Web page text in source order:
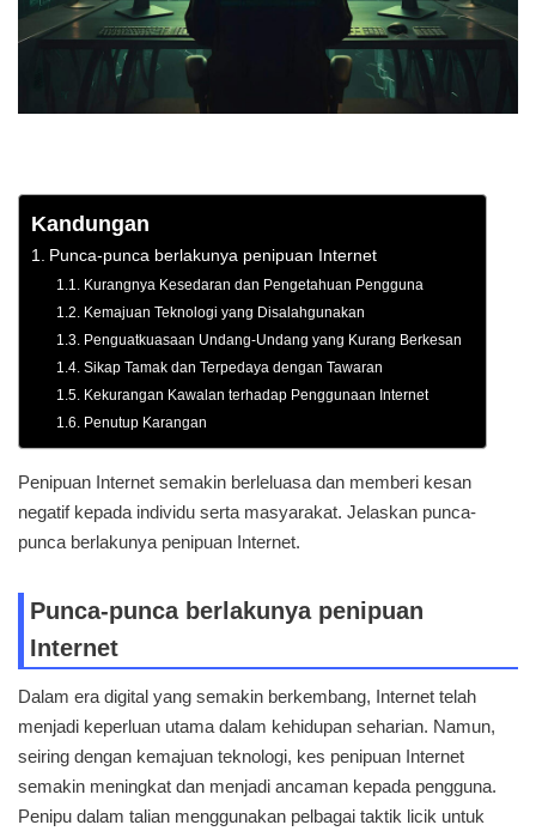
Kandungan
Punca-punca berlakunya penipuan Internet
Kurangnya Kesedaran dan Pengetahuan Pengguna
Kemajuan Teknologi yang Disalahgunakan
Penguatkuasaan Undang-Undang yang Kurang Berkesan
Sikap Tamak dan Terpedaya dengan Tawaran
Kekurangan Kawalan terhadap Penggunaan Internet
Penutup Karangan
Penipuan Internet semakin berleluasa dan memberi kesan
negatif kepada individu serta masyarakat. Jelaskan punca-
punca berlakunya penipuan Internet.
Punca-punca berlakunya penipuan
Internet
Dalam era digital yang semakin berkembang, Internet telah
menjadi keperluan utama dalam kehidupan seharian. Namun,
seiring dengan kemajuan teknologi, kes penipuan Internet
semakin meningkat dan menjadi ancaman kepada pengguna.
Penipu dalam talian menggunakan pelbagai taktik licik untuk